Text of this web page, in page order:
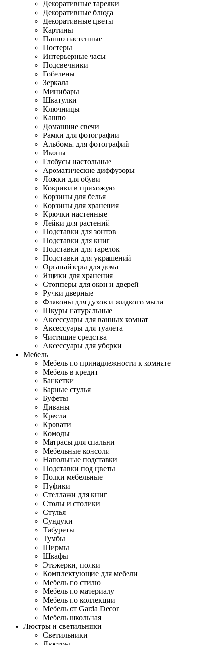
Декоративные тарелки
Декоративные блюда
Декоративные цветы
Картины
Панно настенные
Постеры
Интерьерные часы
Подсвечники
Гобелены
Зеркала
Минибары
Шкатулки
Ключницы
Кашпо
Домашние свечи
Рамки для фотографий
Альбомы для фотографий
Иконы
Глобусы настольные
Ароматические диффузоры
Ложки для обуви
Коврики в прихожую
Корзины для белья
Корзины для хранения
Крючки настенные
Лейки для растений
Подставки для зонтов
Подставки для книг
Подставки для тарелок
Подставки для украшений
Органайзеры для дома
Ящики для хранения
Стопперы для окон и дверей
Ручки дверные
Флаконы для духов и жидкого мыла
Шкуры натуральные
Аксессуары для ванных комнат
Аксессуары для туалета
Чистящие средства
Аксессуары для уборки
Мебель
Мебель по принадлежности к комнате
Мебель в кредит
Банкетки
Барные стулья
Буфеты
Диваны
Кресла
Кровати
Комоды
Матрасы для спальни
Мебельные консоли
Напольные подставки
Подставки под цветы
Полки мебельные
Пуфики
Стеллажи для книг
Столы и столики
Стулья
Сундуки
Табуреты
Тумбы
Ширмы
Шкафы
Этажерки, полки
Комплектующие для мебели
Мебель по стилю
Мебель по материалу
Мебель по коллекции
Мебель от Garda Decor
Мебель школьная
Люстры и светильники
Светильники